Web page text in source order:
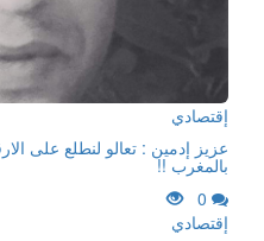
إقتصادي
عزيز إدمين : تعالو لنطلع على
بالمغرب !!
إقتصادي